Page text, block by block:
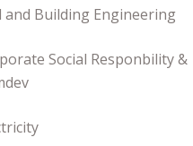
and Building Engineering
Social Responbility &